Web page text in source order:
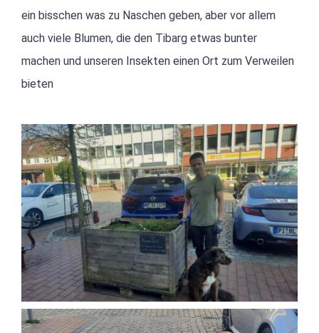
ein bisschen was zu Naschen geben, aber vor allem
auch viele Blumen, die den Tibarg etwas bunter
machen und unseren Insekten einen Ort zum Verweilen
bieten